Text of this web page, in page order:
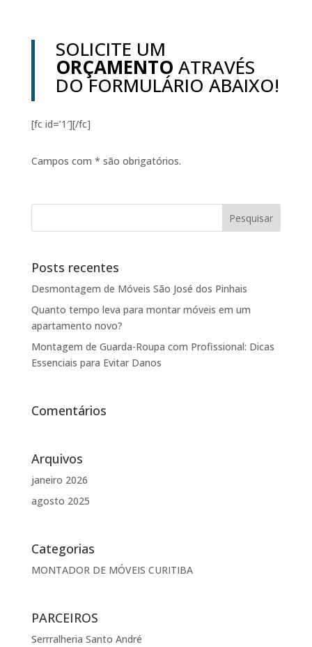
SOLICITE UM
ORÇAMENTO ATRAVÉS
DO FORMULÁRIO ABAIXO!
[fc id=’1′][/fc]
Campos com * são obrigatórios.
Posts recentes
Desmontagem de Móveis São José dos Pinhais
Quanto tempo leva para montar móveis em um
apartamento novo?
Montagem de Guarda-Roupa com Profissional: Dicas
Essenciais para Evitar Danos
Comentários
Arquivos
janeiro 2026
agosto 2025
Categorias
MONTADOR DE MÓVEIS CURITIBA
PARCEIROS
Serrralheria Santo André